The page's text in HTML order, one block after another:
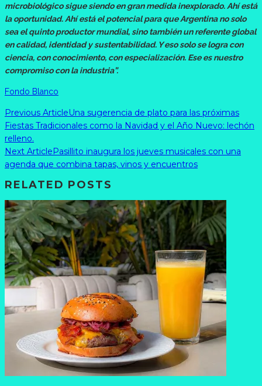
microbiológico sigue siendo en gran medida inexplorado. Ahí está
la oportunidad. Ahí está el potencial para que Argentina no solo
sea el quinto productor mundial, sino también un referente global
en calidad, identidad y sustentabilidad. Y eso solo se logra con
ciencia, con conocimiento, con especialización. Ese es nuestro
compromiso con la industria”.
Fondo Blanco
Previous ArticleUna sugerencia de plato para las próximas
Fiestas Tradicionales como la Navidad y el Año Nuevo: lechón
relleno.
Next ArticlePasillito inaugura los jueves musicales con una
agenda que combina tapas, vinos y encuentros
RELATED POSTS